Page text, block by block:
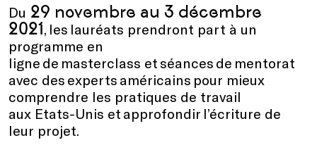
Du 29 novembre au 3 décembre
2021, les lauréats prendront part à un
programme en
ligne de masterclass et séances de mentorat
avec des experts américains pour mieux
comprendre les pratiques de travail
aux Etats-Unis et approfondir l’écriture de
leur projet.